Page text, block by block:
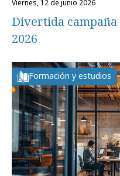
viernes, 12 de junio 2026
Divertida
2026
Formación y estudios